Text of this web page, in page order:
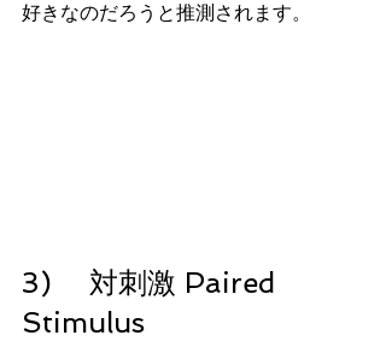
好きなのだろうと推測されます。
3)　 対刺激 Paired
Stimulus